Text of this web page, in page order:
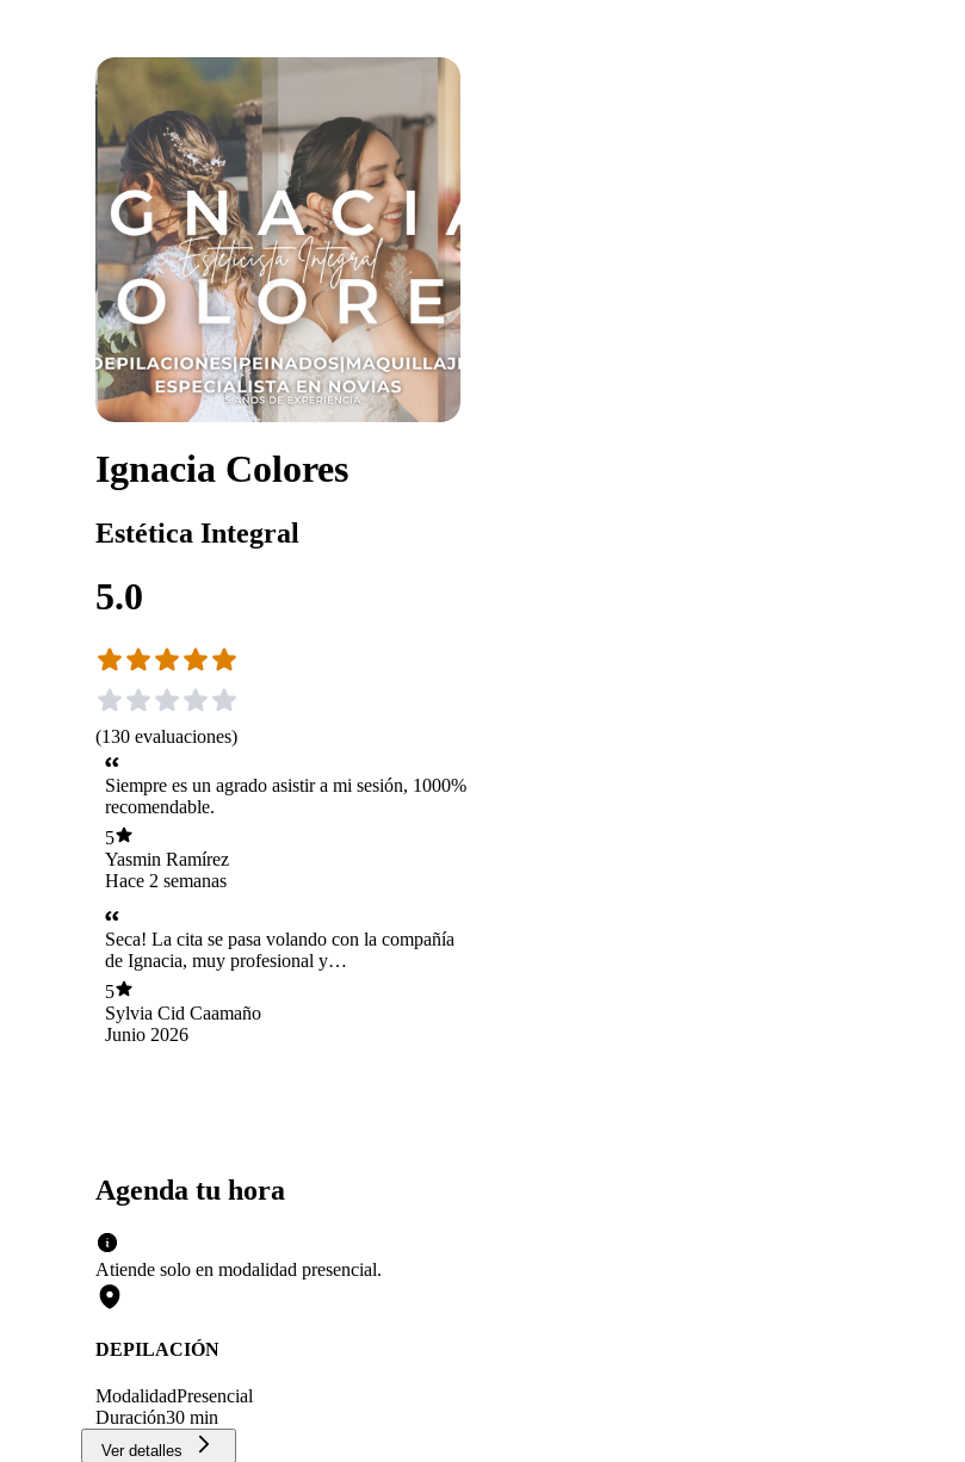
Ignacia Colores
Estética Integral
5.0
(130 evaluaciones)
Siempre es un agrado asistir a mi sesión, 1000%
recomendable.
5
Yasmin Ramírez
Hace 2 semanas
Seca! La cita se pasa volando con la compañía
de Ignacia, muy profesional y
agradable,Además te asesora! Me acompaño
durante mi matrimonio y fue una experiencia
increíble, jamás voy a dejar de agradecerle todo
lo que me ayudó ese día tan importante! Es
5
Sylvia Cid Caamaño
Junio 2026
Agenda tu hora
Atiende solo en modalidad presencial.
DEPILACIÓN
ModalidadPresencial
Duración30 min
Ver detalles